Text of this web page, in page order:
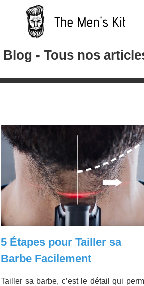
Blog - Tous nos
5 Étapes pour Tailler sa
Barbe Facilement
Tailler sa barbe, c’est le détail qui